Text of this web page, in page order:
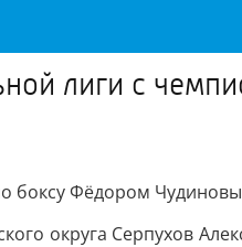
лиги с
боксу Фёдором
округа Серпухов